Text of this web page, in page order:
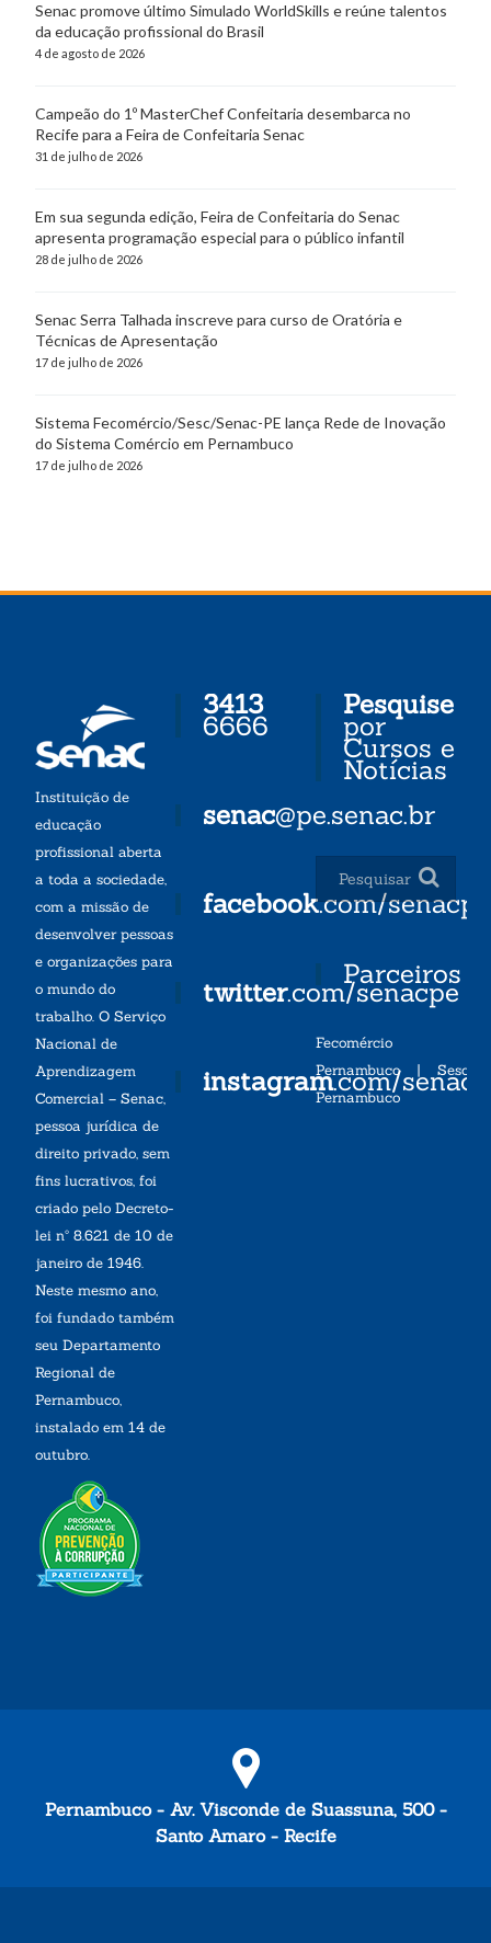
Senac promove último Simulado WorldSkills e reúne talentos
da educação profissional do Brasil
4 de agosto de 2026
Campeão do 1º MasterChef Confeitaria desembarca no
Recife para a Feira de Confeitaria Senac
31 de julho de 2026
Em sua segunda edição, Feira de Confeitaria do Senac
apresenta programação especial para o público infantil
28 de julho de 2026
Senac Serra Talhada inscreve para curso de Oratória e
Técnicas de Apresentação
17 de julho de 2026
Sistema Fecomércio/Sesc/Senac-PE lança Rede de Inovação
do Sistema Comércio em Pernambuco
17 de julho de 2026
Instituição de
educação
profissional aberta
a toda a sociedade,
com a missão de
desenvolver pessoas
e organizações para
o mundo do
trabalho. O Serviço
Nacional de
Aprendizagem
Comercial – Senac,
pessoa jurídica de
direito privado, sem
fins lucrativos, foi
criado pelo Decreto-
lei nº 8.621 de 10 de
janeiro de 1946.
Neste mesmo ano,
foi fundado também
seu Departamento
Regional de
Pernambuco,
instalado em 14 de
outubro.
3413
6666
senac@pe.senac.br
facebook.com/senacpe
twitter.com/senacpe
instagram.com/
Pesquise
por
Cursos e
Notícias
Parceiros
Fecomércio
Pernambuco| Sesc
Pernambuco
Pernambuco - Av. Visconde de Suassuna, 500 -
Santo Amaro - Recife